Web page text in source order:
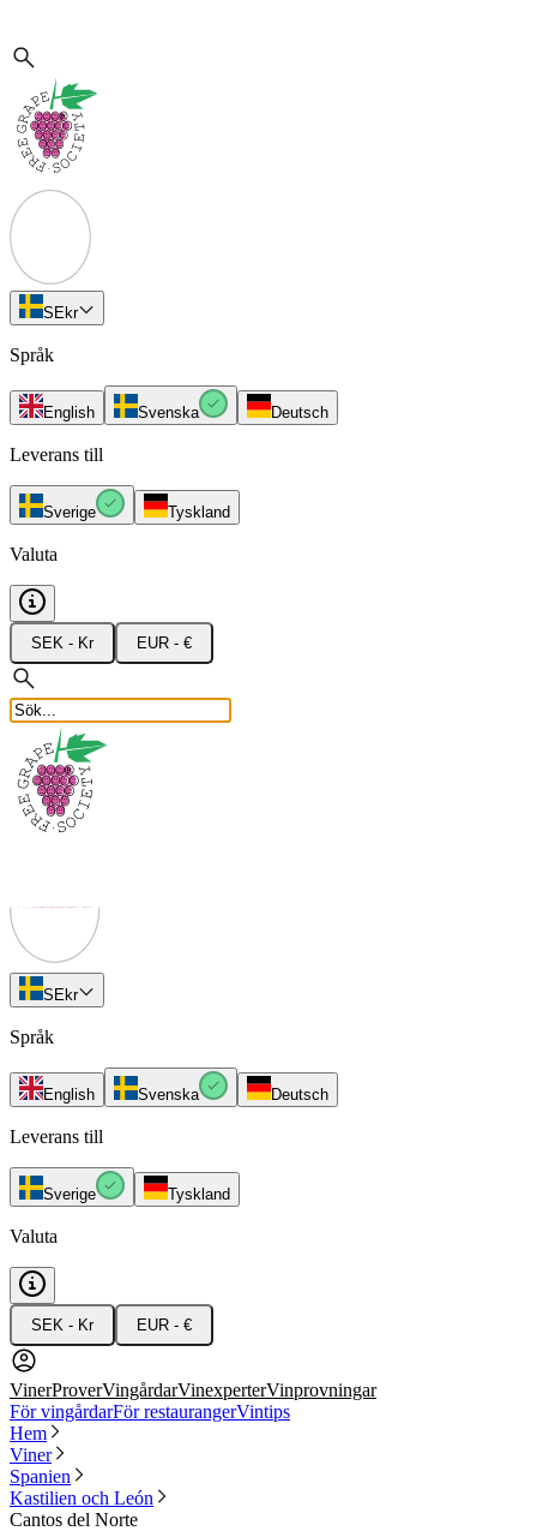
SEkr
Språk
English Svenska Deutsch
Leverans till
Sverige Tyskland
Valuta
SEK - Kr EUR - €
SEkr
Språk
English Svenska Deutsch
Leverans till
Sverige Tyskland
Valuta
SEK - Kr EUR - €
VinerProverVingårdarVinexperterVinprovningar
För vingårdarFör restaurangerVintips
Hem
Viner
Spanien
Kastilien och León
Cantos del Norte